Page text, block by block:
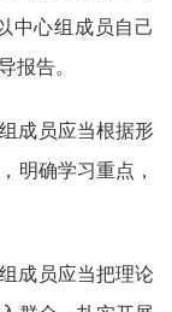
中心组成员自己
报告。
成员应当根据形
明确学习重点，
成员应当把理论